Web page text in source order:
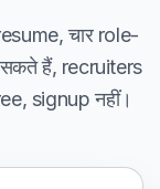
चार role-
हैं, recruiters
signup नहीं।